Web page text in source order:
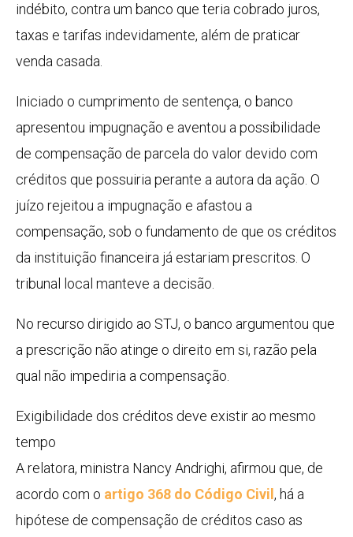
indébito, contra um banco que teria cobrado juros,
taxas e tarifas indevidamente, além de praticar
venda casada.
Iniciado o cumprimento de sentença, o banco
apresentou impugnação e aventou a possibilidade
de compensação de parcela do valor devido com
créditos que possuiria perante a autora da ação. O
juízo rejeitou a impugnação e afastou a
compensação, sob o fundamento de que os créditos
da instituição financeira já estariam prescritos. O
tribunal local manteve a decisão.
No recurso dirigido ao STJ, o banco argumentou que
a prescrição não atinge o direito em si, razão pela
qual não impediria a compensação.
Exigibilidade dos créditos deve existir ao mesmo
tempo
A relatora, ministra Nancy Andrighi, afirmou que, de
acordo com o artigo 368 do Código Civil , há a
hipótese de compensação de créditos caso as